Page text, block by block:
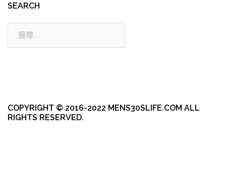
SEARCH
COPYRIGHT © 2016-2022 MENS30SLIFE.COM ALL
RIGHTS RESERVED.